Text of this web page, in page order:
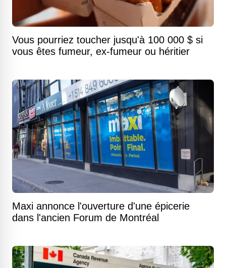
Vous pourriez toucher jusqu'à 100 000 $ si
vous êtes fumeur, ex-fumeur ou héritier
Maxi annonce l'ouverture d'une épicerie
dans l'ancien Forum de Montréal